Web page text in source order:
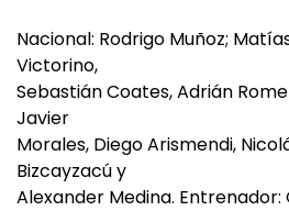
Nacional: Rodrigo Muñoz;
Victorino,
Sebastián Coates, Adrián
Javier
Morales, Diego Arismendi,
Bizcayzacú y
Alexander Medina. Entrenador: